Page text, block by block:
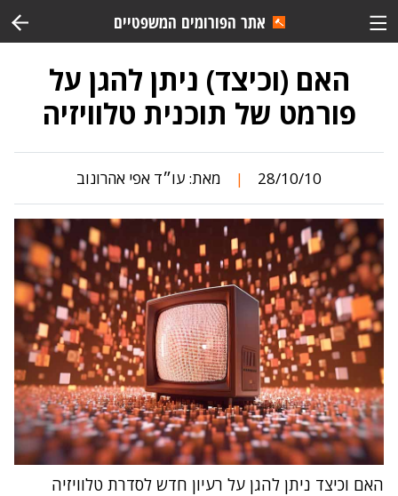
אתר הפורומים המשפטיים
האם (וכיצד) ניתן להגן על
פורמט של תוכנית טלוויזיה
28/10/10
| מאת: עו״ד אפי אהרונוב
האם וכיצד ניתן להגן על רעיון חדש לסדרת טלוויזיה